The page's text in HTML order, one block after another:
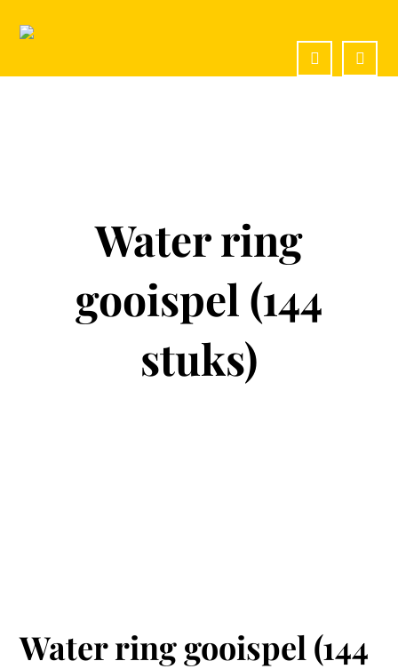
Water ring
gooispel (144
stuks)
Water ring gooispel (144